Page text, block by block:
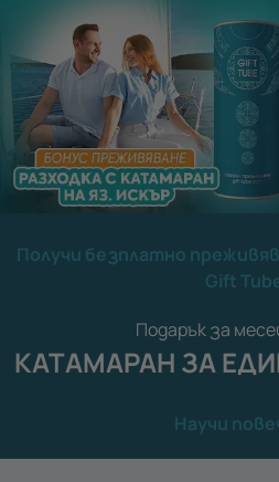
Получи безплатно
Gift
Подарък за
КАТАМАРАН ЗА
Научи